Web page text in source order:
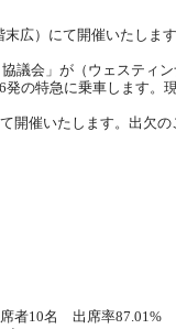
広）にて開催いたしま
議会」が（ウェスティン
の特急に乗車します。
開催いたします。出欠
者10名 出席率87.01%